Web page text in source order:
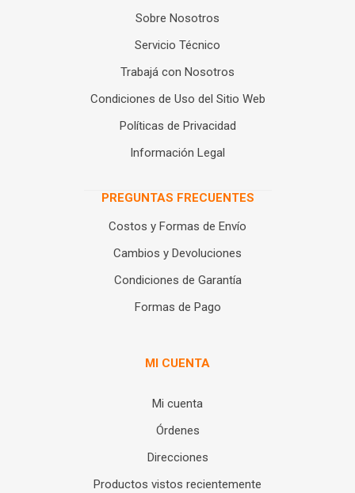
Sobre Nosotros
Servicio Técnico
Trabajá con Nosotros
Condiciones de Uso del Sitio Web
Políticas de Privacidad
Información Legal
PREGUNTAS FRECUENTES
Costos y Formas de Envío
Cambios y Devoluciones
Condiciones de Garantía
Formas de Pago
MI CUENTA
Mi cuenta
Órdenes
Direcciones
Productos vistos recientemente